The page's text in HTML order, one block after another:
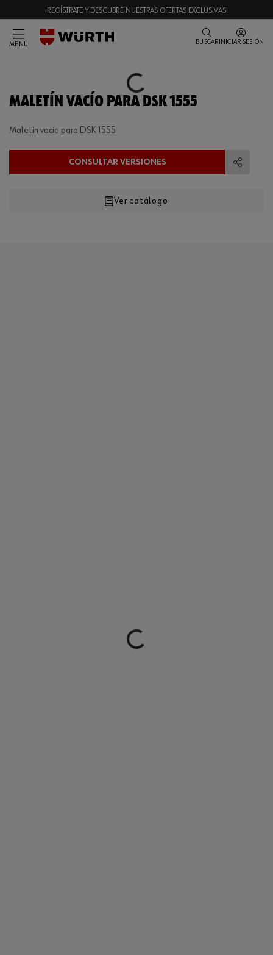
¡REGÍSTRATE Y DESCUBRE NUESTRAS OFERTAS EXCLUSIVAS!
MENÚ BUSCAR INICIAR SESIÓN
Loading...
MALETÍN VACÍO PARA DSK 1555
Maletín vacío para DSK 1555
CONSULTAR VERSIONES
Ver catálogo